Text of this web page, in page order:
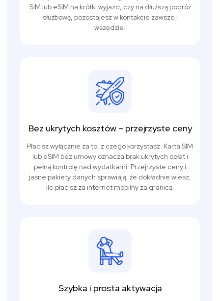
SIM lub eSIM na krótki wyjazd, czy na dłuższą podróż
służbową, pozostajesz w kontakcie zawsze i
wszędzie.
Bez ukrytych kosztów – przejrzyste ceny
Płacisz wyłącznie za to, z czego korzystasz. Karta SIM
lub eSIM bez umowy oznacza brak ukrytych opłat i
pełną kontrolę nad wydatkami. Przejrzyste ceny i
jasne pakiety danych sprawiają, że dokładnie wiesz,
ile płacisz za internet mobilny za granicą.
Szybka i prosta aktywacja